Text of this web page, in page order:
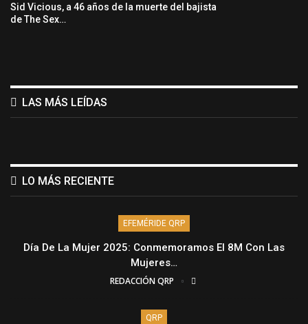
Sid Vicious, a 46 años de la muerte del bajista
de The Sex…
LAS MÁS LEÍDAS
LO MÁS RECIENTE
EFEMÉRIDE QRP
Día De La Mujer 2025: Conmemoramos El 8M Con Las
Mujeres…
REDACCIÓN QRP
QRP